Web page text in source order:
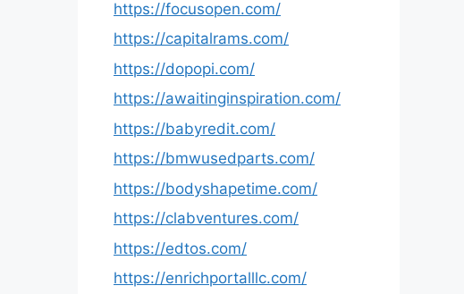
https://focusopen.com/
https://capitalrams.com/
https://dopopi.com/
https://awaitinginspiration.com/
https://babyredit.com/
https://bmwusedparts.com/
https://bodyshapetime.com/
https://clabventures.com/
https://edtos.com/
https://enrichportalllc.com/